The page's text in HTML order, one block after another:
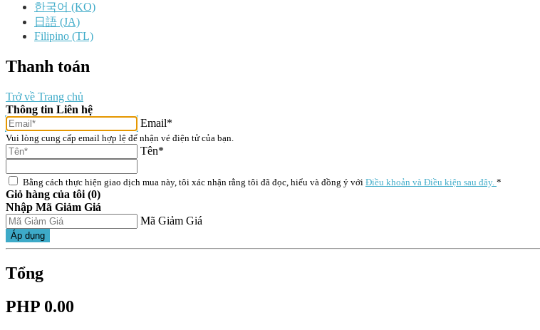
한국어 (KO)
日語 (JA)
Filipino (TL)
Thanh toán
Trở về Trang chủ
Thông tin Liên hệ
Email*
Vui lòng cung cấp email hợp lệ để nhận vé điện tử của bạn.
Tên*
Bằng cách thực hiện giao dịch mua này, tôi xác nhận rằng tôi đã đọc, hiểu và đồng ý với Điều khoản và Điều kiện sau đây. *
Giỏ hàng của tôi (0)
Nhập Mã Giảm Giá
Mã Giảm Giá
Áp dụng
Tổng
PHP 0.00